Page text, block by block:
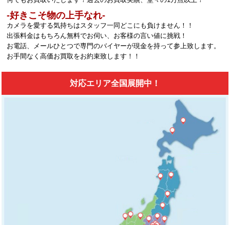
‐好きこそ物の上手なれ‐
カメラを愛する気持ちはスタッフ一同どこにも負けません！！
出張料金はもちろん無料でお伺い、お客様の言い値に挑戦！
お電話、メールひとつで専門のバイヤーが現金を持って参上致します。
お手間なく高価お買取をお約束致します！！
対応エリア全国展開中！